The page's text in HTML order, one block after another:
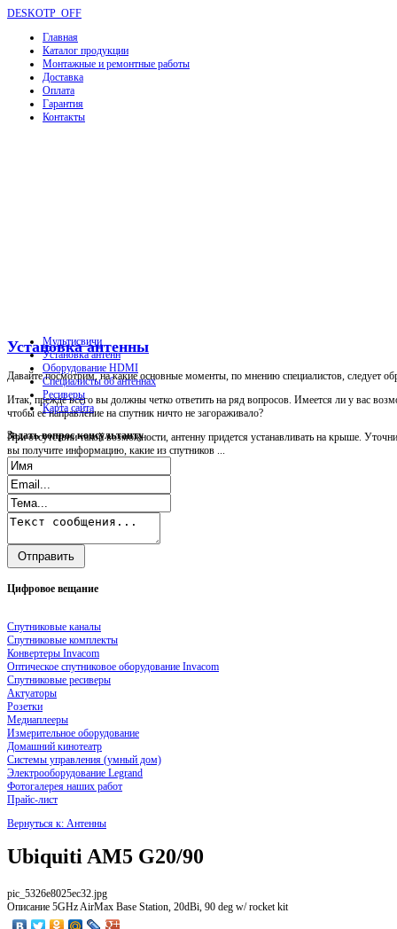
DESKOTP_OFF
Главная
Каталог продукции
Монтажные и ремонтные работы
Доставка
Оплата
Гарантия
Контакты
Установка антенны
Давайте посмотрим, на какие основные моменты, по мнению специалистов, следует
Итак, прежде всего вы должны четко ответить на ряд вопросов. Имеется ли у вас
чтобы ее направление на спутник ничто не загораживало?
При отсутствии такой возможности, антенну придется устанавливать на крыше.
вы получите информацию, какие из спутников ...
Мультисвичи
Установка антенн
Оборудование HDMI
Специалисты об антеннах
Ресиверы
Карта сайта
Задатьвопрос консультанту
Цифровое вещание
Спутниковые каналы
Спутниковые комплекты
Конвертеры Invacom
Оптическое спутниковое оборудование Invacom
Спутниковые ресиверы
Актуаторы
Розетки
Медиаплееры
Измерительное оборудование
Домашний кинотеатр
Системы управления (умный дом)
Электрооборудование Legrand
Фотогалерея наших работ
Прайс-лист
Вернуться к: Антенны
Ubiquiti AM5 G20/90
pic_5326e8025ec32.jpg
Описание 5GHz AirMax Base Station, 20dBi, 90 deg w/ rocket kit